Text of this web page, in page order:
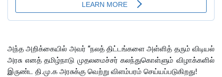
அந்த அறிக்கையில் அவர் “நலத் திட்டங்களை அள்ளித் தரும் விடியல்
அரசு எனத் தமிழ்நாடு முதலமைச்சர் கலந்துகொள்ளும் விழாக்களில்
இருண்ட தி.மு.க அரசுக்கு வெற்று விளம்பரம் செய்யப்படுகிறது!